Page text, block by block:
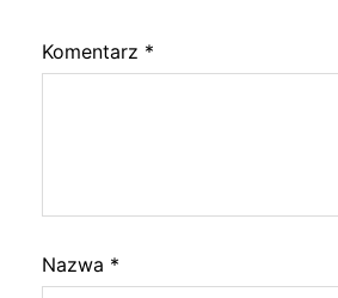
Komentarz *
Nazwa *